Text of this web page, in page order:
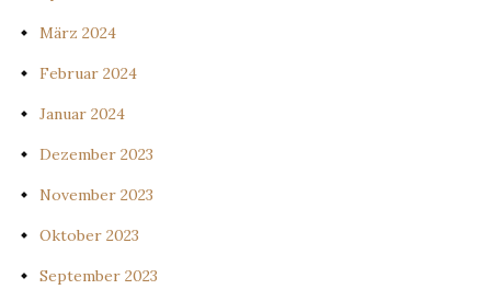
März 2024
Februar 2024
Januar 2024
Dezember 2023
November 2023
Oktober 2023
September 2023